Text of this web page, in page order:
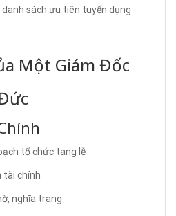
sách ưu tiên tuyển dụng
Một Giám Đốc
tổ chức tang lễ
tài chính
nghĩa trang